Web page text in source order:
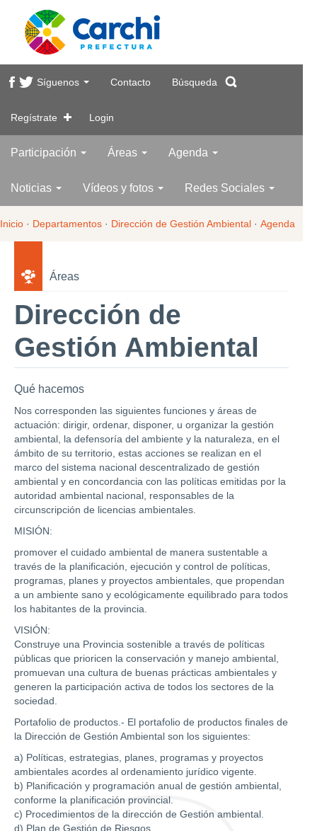
Síguenos Contacto Búsqueda
Regístrate Login
Participación Áreas Agenda
Noticias Vídeos y fotos Redes Sociales
Inicio · Departamentos · Dirección de Gestión Ambiental · Agenda
Áreas
Dirección de
Gestión Ambiental
Qué hacemos
Nos corresponden las siguientes funciones y áreas de
actuación: dirigir, ordenar, disponer, u organizar la gestión
ambiental, la defensoría del ambiente y la naturaleza, en el
ámbito de su territorio, estas acciones se realizan en el
marco del sistema nacional descentralizado de gestión
ambiental y en concordancia con las políticas emitidas por la
autoridad ambiental nacional, responsables de la
circunscripción de licencias ambientales.
MISIÓN:
promover el cuidado ambiental de manera sustentable a
través de la planificación, ejecución y control de políticas,
programas, planes y proyectos ambientales, que propendan
a un ambiente sano y ecológicamente equilibrado para todos
los habitantes de la provincia.
VISIÓN:
Construye una Provincia sostenible a través de políticas
públicas que prioricen la conservación y manejo ambiental,
promuevan una cultura de buenas prácticas ambientales y
generen la participación activa de todos los sectores de la
sociedad.
Portafolio de productos.- El portafolio de productos finales de
la Dirección de Gestión Ambiental son los siguientes:
a) Políticas, estrategias, planes, programas y proyectos
ambientales acordes al ordenamiento jurídico vigente.
b) Planificación y programación anual de gestión ambiental,
conforme la planificación provincial.
c) Procedimientos de la dirección de Gestión ambiental.
d) Plan de Gestión de Riesgos.